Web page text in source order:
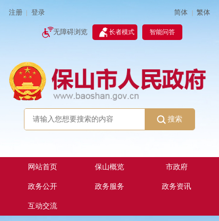
注册 登录 简体 | 繁体
无障碍浏览 长者模式 智能问答
搜索
网站首页 保山概览 市政府
政务公开 政务服务 政务资讯
互动交流